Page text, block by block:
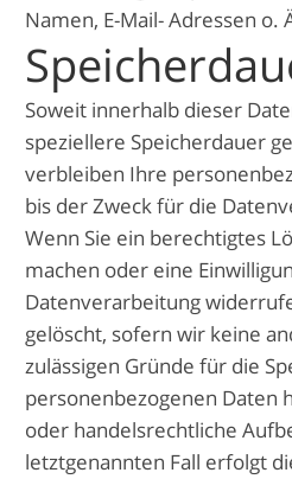
Namen, E-Mail- Adressen o.
Soweit innerhalb dieser
speziellere Speicherdauer
verbleiben Ihre
bis der Zweck für die
Wenn Sie ein berechtigtes
machen oder eine
Datenverarbeitung
gelöscht, sofern wir keine
zulässigen Gründe für die
personenbezogenen Daten
oder handelsrechtliche
letztgenannten Fall erfolgt